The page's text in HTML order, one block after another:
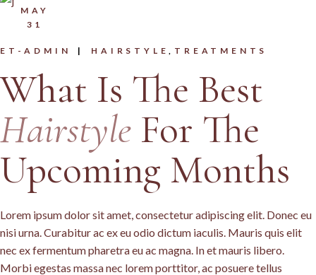
MAY
31
ET-ADMIN HAIRSTYLE TREATMENTS
What Is The Best
Hairstyle For The
Upcoming Months
Lorem ipsum dolor sit amet, consectetur adipiscing elit. Donec eu
nisi urna. Curabitur ac ex eu odio dictum iaculis. Mauris quis elit
nec ex fermentum pharetra eu ac magna. In et mauris libero.
Morbi egestas massa nec lorem porttitor, ac posuere tellus